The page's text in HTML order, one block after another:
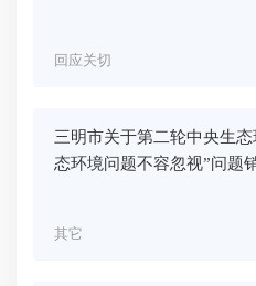
回应关切
三明市关于第二轮中央生
态环境问题不容忽视”问题
其它